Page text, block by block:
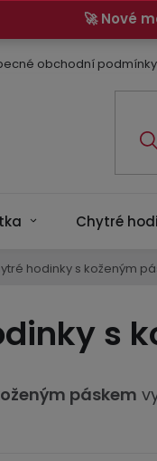
🚀 Nové
obchodní podmínky
Chytré
hodinky s koženým
s
páskem